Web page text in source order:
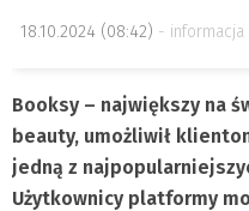
18.10.2024 (08:42)
Booksy – największy na
beauty, umożliwił
jedną z
Użytkownicy platformy